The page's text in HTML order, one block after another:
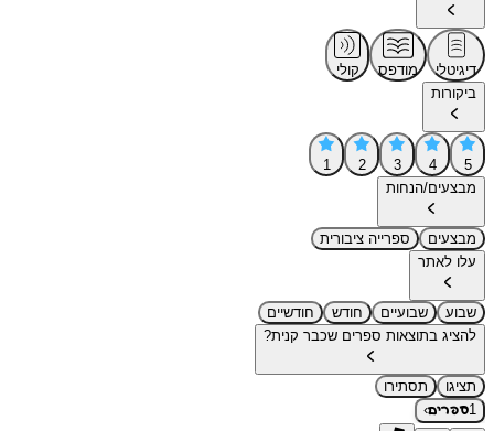
דיגיטלי מודפס
קולי
ביקורות
5
4
3
2
1
מבצעים/הנחות
מבצעים
ספרייה ציבורית
עלו לאתר
שבוע שבועיים חודש
חודשיים
להציג בתוצאות ספרים שכבר קנית?
תציגו
תסתירו
1ספרים›